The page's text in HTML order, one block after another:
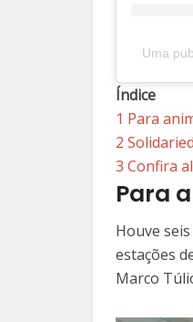
Uma
Índice
1 Para
2
3 Confira
Para
Houve
estações
Marco